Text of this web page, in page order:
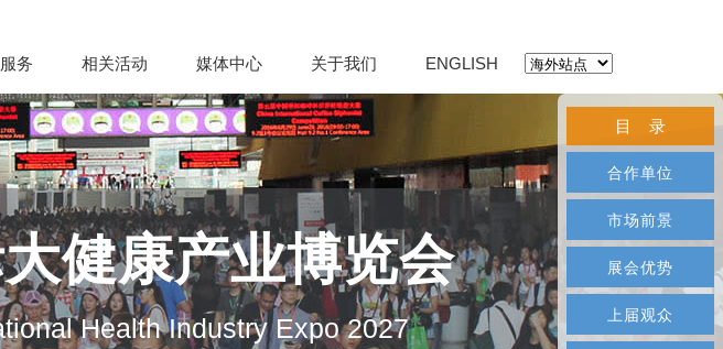
务 相关活动 媒体中心 关于我们 ENGLISH
健康产业博览会
Health Industry Expo 2027
目 录
合作单位
市场前景
展会优势
上届观众